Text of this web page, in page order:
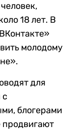
18 лет. В
молодому
для
с
блогерами
продвигают